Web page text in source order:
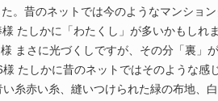
。昔のネットでは今のようなマンショ
様 たしかに「わたくし」が多いかもしれ
まさに光づくしですが、その分「裏」
様 たしかに昔のネットではそのような感
い糸赤い糸、縫いつけられた緑の布地、